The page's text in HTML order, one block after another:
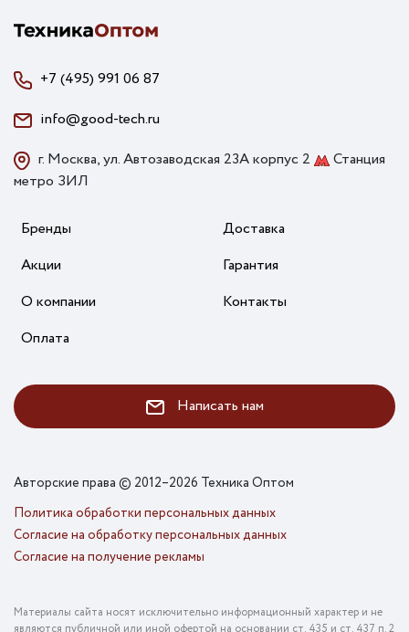
+7 (495) 991 06 87
info@good-tech.ru
г. Москва, ул. Автозаводская 23А корпус 2
Станция
метро ЗИЛ
Бренды
Акции
О компании
Оплата
Доставка
Гарантия
Контакты
Написать нам
Авторские права © 2012–2026 Техника Оптом
Политика обработки персональных данных
Согласие на обработку персональных данных
Согласие на получение рекламы
Материалы сайта носят исключительно информационный характер и не